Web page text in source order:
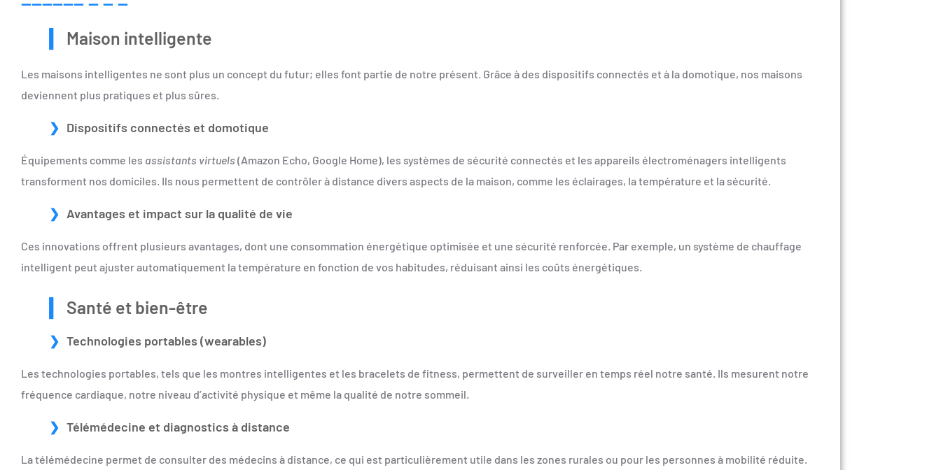
Maison intelligente
Les maisons intelligentes ne sont plus un concept du futur; elles font partie de notre présent. Grâce à des dispositifs connectés et à la domotique, nos maisons
deviennent plus pratiques et plus sûres.
Dispositifs connectés et domotique
Équipements comme les assistants virtuels (Amazon Echo, Google Home), les systèmes de sécurité connectés et les appareils électroménagers intelligents
transforment nos domiciles. Ils nous permettent de contrôler à distance divers aspects de la maison, comme les éclairages, la température et la sécurité.
Avantages et impact sur la qualité de vie
Ces innovations offrent plusieurs avantages, dont une consommation énergétique optimisée et une sécurité renforcée. Par exemple, un système de chauffage
intelligent peut ajuster automatiquement la température en fonction de vos habitudes, réduisant ainsi les coûts énergétiques.
Santé et bien-être
Technologies portables (wearables)
Les technologies portables, tels que les montres intelligentes et les bracelets de fitness, permettent de surveiller en temps réel notre santé. Ils mesurent notre
fréquence cardiaque, notre niveau d’activité physique et même la qualité de notre sommeil.
Télémédecine et diagnostics à distance
La télémédecine permet de consulter des médecins à distance, ce qui est particulièrement utile dans les zones rurales ou pour les personnes à mobilité réduite.